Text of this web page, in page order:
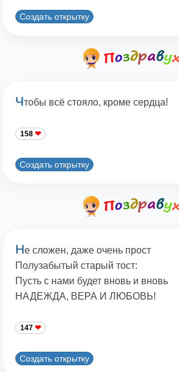
Создать открытку
Чтобы всё стояло, кроме сердца!
158
Создать открытку
Не сложен, даже очень прост
Полузабытый старый тост:
Пусть с нами будет вновь и вновь
НАДЕЖДА, ВЕРА И ЛЮБОВЬ!
147
Создать открытку